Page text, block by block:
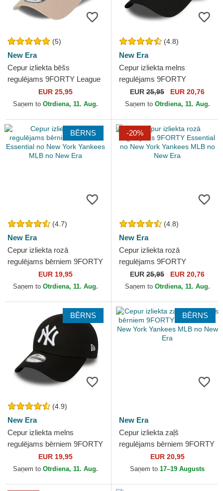
(5)
New Era
Cepur izliekta bēšs
regulējams 9FORTY League
Essential no New York
Yankees MLB no New Era
EUR 25,95
Saņem to Otrdiena, 11. Aug.
(4.8)
New Era
Cepur izliekta melns
regulējams 9FORTY
Essential no New York
Yankees MLB no New Era
EUR 25,95 EUR 20,76
Saņem to Otrdiena, 11. Aug.
BĒRNS
(4.7)
New Era
Cepur izliekta rozā
regulējams bērniem 9FORTY
Essential no New York
Yankees MLB no New Era
EUR 19,95
Saņem to Otrdiena, 11. Aug.
-20%
(4.8)
New Era
Cepur izliekta rozā
regulējams 9FORTY
Essential no New York
Yankees MLB no New Era
EUR 25,95 EUR 20,76
Saņem to Otrdiena, 11. Aug.
BĒRNS
(4.9)
New Era
Cepur izliekta melns
regulējams bērniem 9FORTY
Essential no New York
Yankees MLB no New Era
EUR 19,95
Saņem to Otrdiena, 11. Aug.
BĒRNS
New Era
Cepur izliekta zaļš
regulējams bērniem 9FORTY
Dino Icon no New York
Yankees MLB no New Era
EUR 20,95
Saņem to 17–19 Augusts